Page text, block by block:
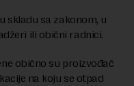
skladu sa zakonom, u
ili obični radnici.
obično su proizvođač
na koju se otpad